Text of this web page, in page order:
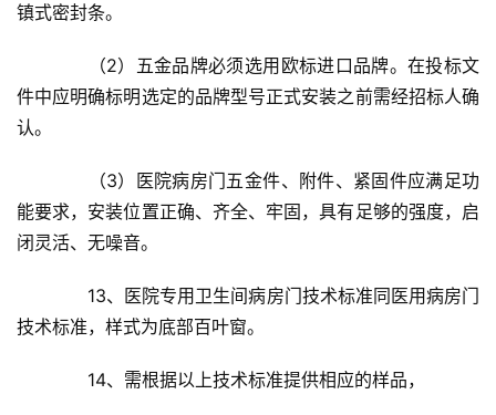
镇式密封条。
（2）五金品牌必须选用欧标进口品牌。在投标文
件中应明确标明选定的品牌型号正式安装之前需经招标人确
认。
（3）医院病房门五金件、附件、紧固件应满足功
能要求，安装位置正确、齐全、牢固，具有足够的强度，启
闭灵活、无噪音。
13、医院专用卫生间病房门技术标准同医用病房门
技术标准，样式为底部百叶窗。
14、需根据以上技术标准提供相应的样品，